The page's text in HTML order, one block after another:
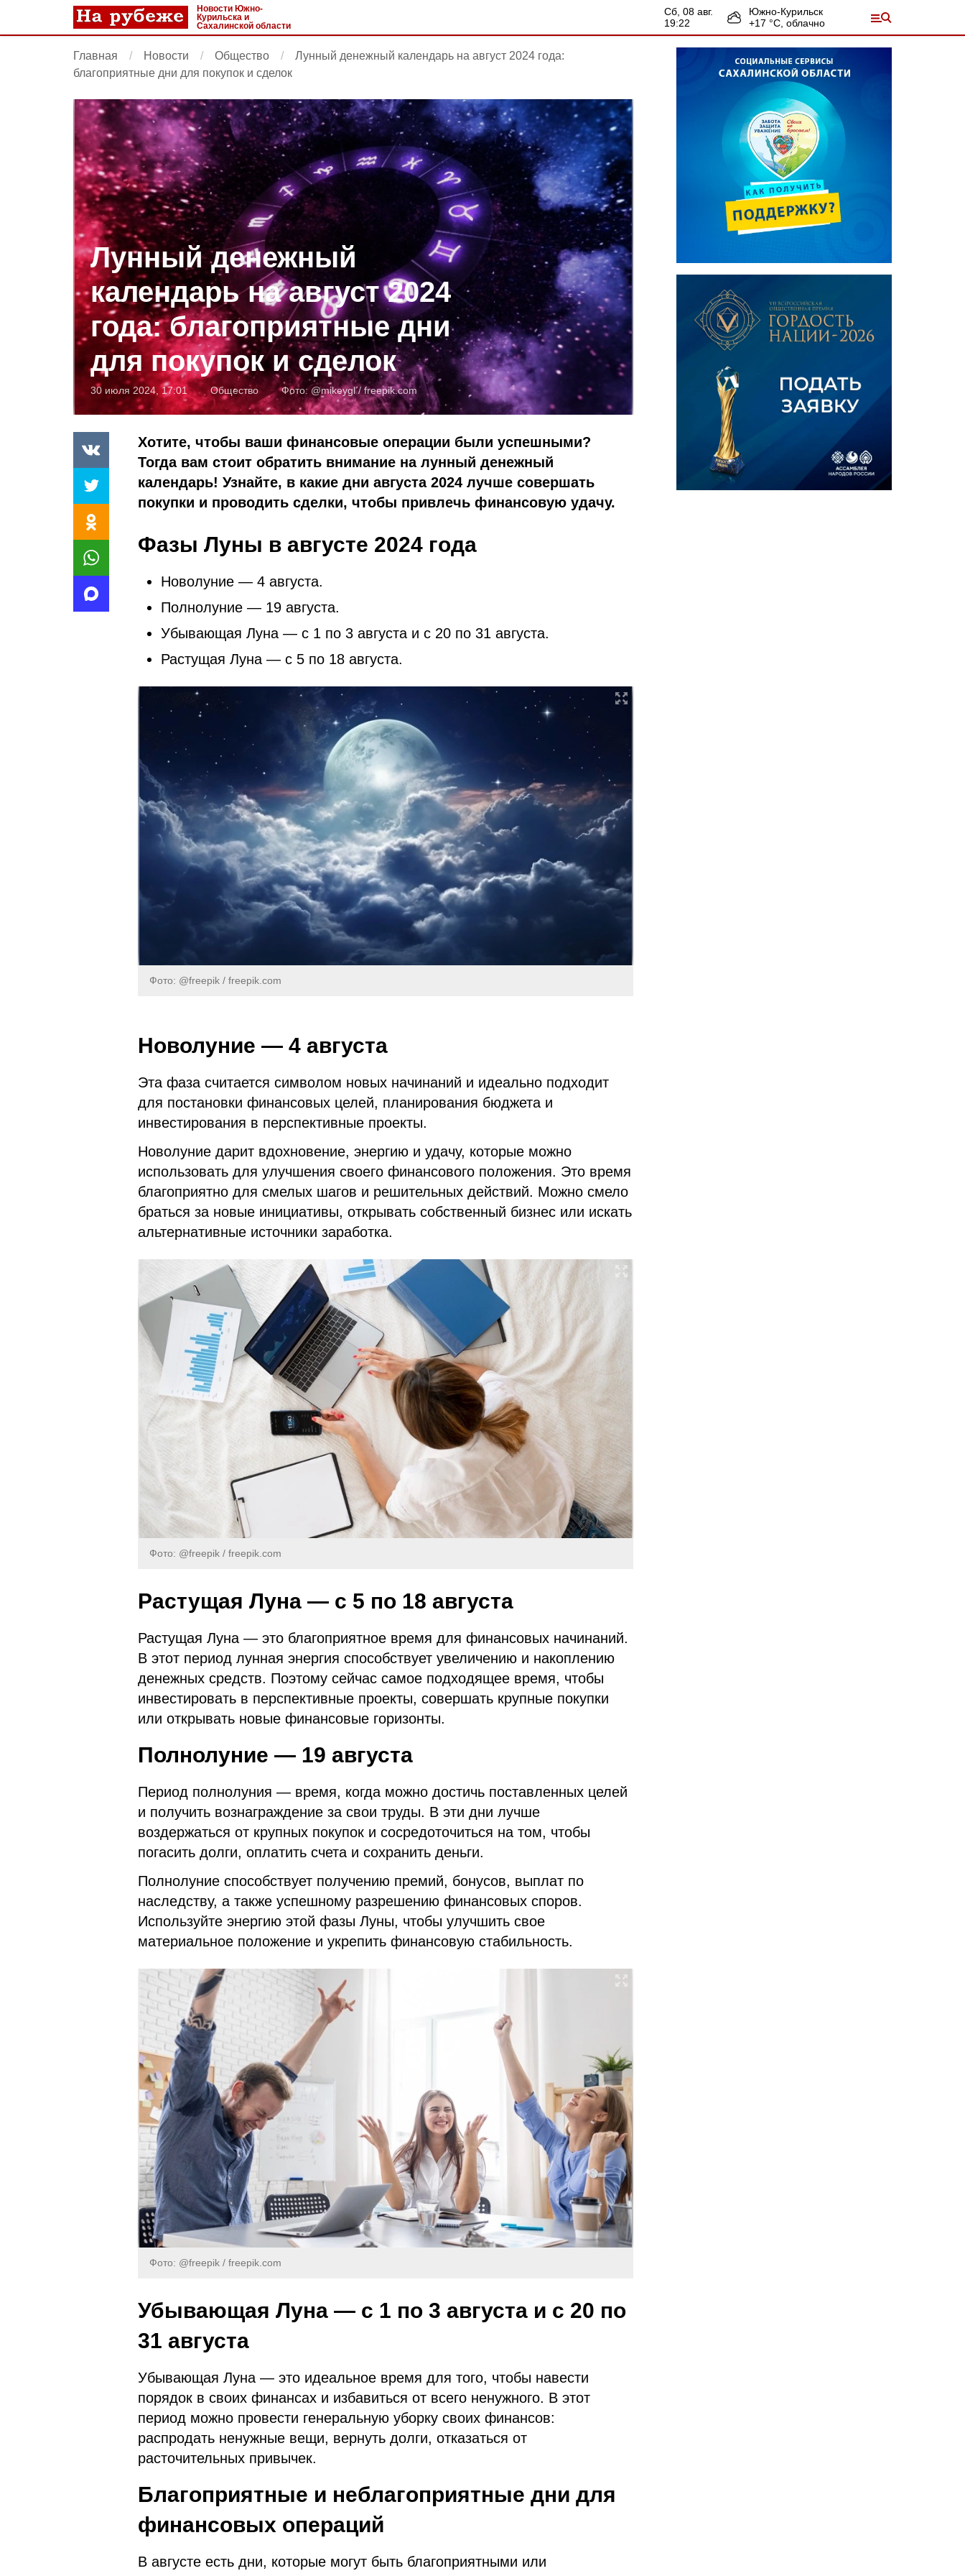
Новости Южно-
Курильска и
Сахалинской области
сб, 08 авг.
19:22
Южно-Курильск
+17 °С, облачно
Главная Новости Общество
Лунный денежный календарь на август 2024 года:
благоприятные дни для покупок и сделок
Лунный денежный
календарь на август 2024
года: благоприятные дни
для покупок и сделок
30 июля 2024, 17:01 Общество Фото: @mikeygl /freepik.com
Хотите, чтобы ваши финансовые операции были успешными?
Тогда вам стоит обратить внимание на лунный денежный
календарь! Узнайте, в какие дни августа 2024 лучше совершать
покупки и проводить сделки, чтобы привлечь финансовую удачу.
Фазы Луны в августе 2024 года
Новолуние — 4 августа.
Полнолуние — 19 августа.
Убывающая Луна — с 1 по 3 августа и с 20 по 31 августа.
Растущая Луна — с 5 по 18 августа.
Фото: @freepik / freepik.com
Новолуние — 4 августа
Эта фаза считается символом новых начинаний и идеально подходит
для постановки финансовых целей, планирования бюджета и
инвестирования в перспективные проекты.
Новолуние дарит вдохновение, энергию и удачу, которые можно
использовать для улучшения своего финансового положения. Это время
благоприятно для смелых шагов и решительных действий. Можно смело
браться за новые инициативы, открывать собственный бизнес или искать
альтернативные источники заработка.
Фото: @freepik / freepik.com
Растущая Луна — с 5 по 18 августа
Растущая Луна — это благоприятное время для финансовых начинаний.
В этот период лунная энергия способствует увеличению и накоплению
денежных средств. Поэтому сейчас самое подходящее время, чтобы
инвестировать в перспективные проекты, совершать крупные покупки
или открывать новые финансовые горизонты.
Полнолуние — 19 августа
Период полнолуния — время, когда можно достичь поставленных целей
и получить вознаграждение за свои труды. В эти дни лучше
воздержаться от крупных покупок и сосредоточиться на том, чтобы
погасить долги, оплатить счета и сохранить деньги.
Полнолуние способствует получению премий, бонусов, выплат по
наследству, а также успешному разрешению финансовых споров.
Используйте энергию этой фазы Луны, чтобы улучшить свое
материальное положение и укрепить финансовую стабильность.
Фото: @freepik / freepik.com
Убывающая Луна — с 1 по 3 августа и с 20 по
31 августа
Убывающая Луна — это идеальное время для того, чтобы навести
порядок в своих финансах и избавиться от всего ненужного. В этот
период можно провести генеральную уборку своих финансов:
распродать ненужные вещи, вернуть долги, отказаться от
расточительных привычек.
Благоприятные и неблагоприятные дни для
финансовых операций
В августе есть дни, которые могут быть благоприятными или